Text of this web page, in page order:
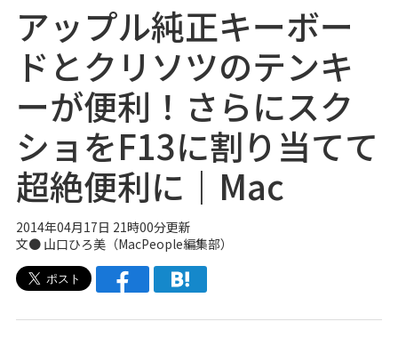
アップル純正キーボー
ドとクリソツのテンキ
ーが便利！さらにスク
ショをF13に割り当てて
超絶便利に｜Mac
2014年04月17日 21時00分更新
文● 山口ひろ美（MacPeople編集部）